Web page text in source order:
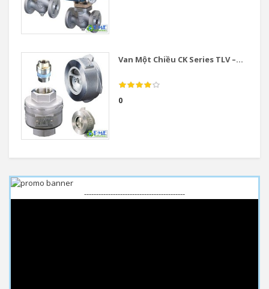
Van Một Chiều CK Series TLV –...
0
------------------------------------------